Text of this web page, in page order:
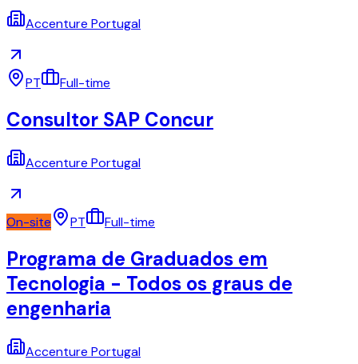
Accenture Portugal
PT Full-time
Consultor SAP Concur
Accenture Portugal
On-site PT Full-time
Programa de Graduados em
Tecnologia - Todos os graus de
engenharia
Accenture Portugal